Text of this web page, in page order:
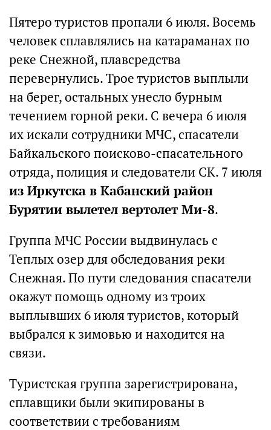
Пятеро туристов пропали 6 июля. Восемь
человек сплавлялись на катараманах по
реке Снежной, плавсредства
перевернулись. Трое туристов выплыли
на берег, остальных унесло бурным
течением горной реки. С вечера 6 июля
их искали сотрудники МЧС, спасатели
Байкальского поисково-спасательного
отряда, полиция и следователи СК. 7 июля
из Иркутска в Кабанский район
Бурятии вылетел вертолет Ми-8.
Группа МЧС России выдвинулась с
Теплых озер для обследования реки
Снежная. По пути следования спасатели
окажут помощь одному из троих
выплывших 6 июля туристов, который
выбрался к зимовью и находится на
связи.
Туристская группа зарегистрирована,
сплавщики были экипированы в
соответствии с требованиям